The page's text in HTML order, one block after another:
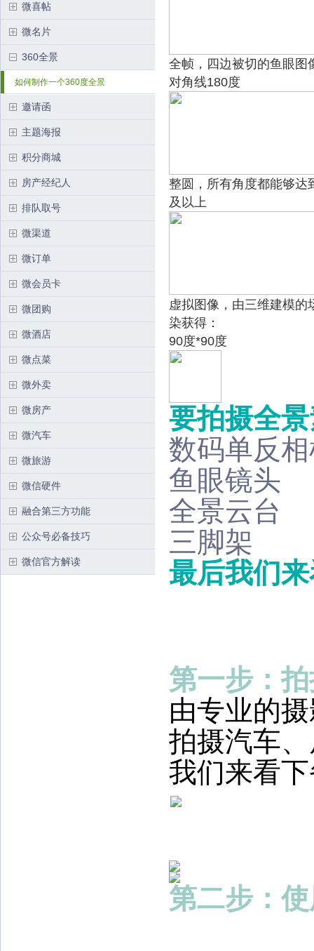
微喜帖
微名片
360全景
如何制作一个360度全景
邀请函
主题海报
积分商城
房产经纪人
排队取号
微渠道
微订单
微会员卡
微团购
微酒店
微点菜
微外卖
微房产
微汽车
微旅游
微信硬件
融合第三方功能
公众号必备技巧
微信官方解读
全帧，四边被切的鱼眼图
对角线180度
整圆，所有角度都能够达
及以上
虚拟图像，由三维建模的
染获得：
90度*90度
要拍摄全
数码单反
鱼眼镜头
全景云台
三脚架
最后我们
第一步：
由专业的
拍摄汽车
我们来看
第二步：